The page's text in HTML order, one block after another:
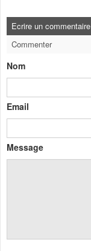
Ecrire un commentaire
Commenter
Nom
Email
Message